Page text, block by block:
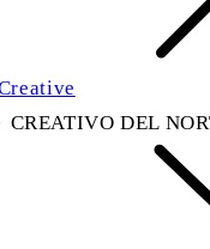
CREATIVO DEL